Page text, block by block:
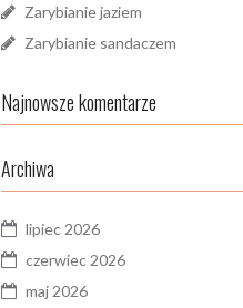
Zarybianie jaziem
Zarybianie sandaczem
Najnowsze komentarze
Archiwa
lipiec 2026
czerwiec 2026
maj 2026